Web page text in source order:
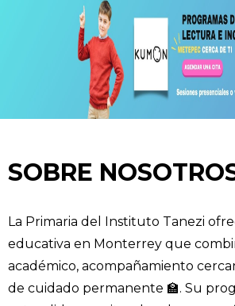
SOBRE
La Primaria del Instituto Tanezi
educativa en Monterrey que
académico, acompañamiento
de cuidado permanente 🏫. Su